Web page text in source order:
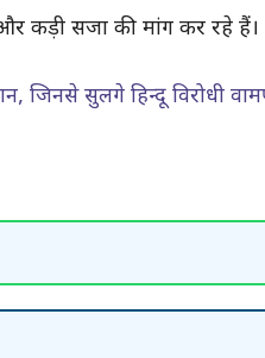
कड़ी सजा की मांग कर रहे हैं।
जिनसे सुलगे हिन्दू विरोधी